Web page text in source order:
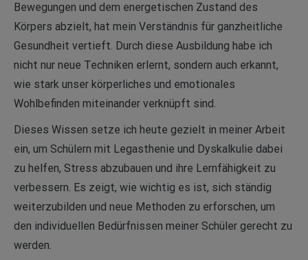
Bewegungen und dem energetischen Zustand des
Körpers abzielt, hat mein Verständnis für ganzheitliche
Gesundheit vertieft. Durch diese Ausbildung habe ich
nicht nur neue Techniken erlernt, sondern auch erkannt,
wie stark unser körperliches und emotionales
Wohlbefinden miteinander verknüpft sind.
Dieses Wissen setze ich heute gezielt in meiner Arbeit
ein, um Schülern mit Legasthenie und Dyskalkulie dabei
zu helfen, Stress abzubauen und ihre Lernfähigkeit zu
verbessern. Es zeigt, wie wichtig es ist, sich ständig
weiterzubilden und neue Methoden zu erforschen, um
den individuellen Bedürfnissen meiner Schüler gerecht zu
werden.